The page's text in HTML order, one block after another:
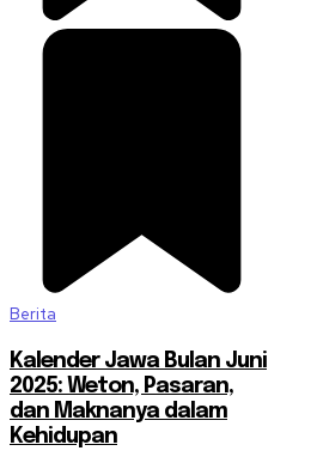
Berita
Kalender Jawa Bulan Juni
2025: Weton, Pasaran,
dan Maknanya dalam
Kehidupan